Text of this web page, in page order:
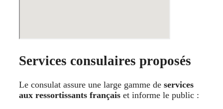
Services consulaires proposés
Le consulat assure une large gamme de services
aux ressortissants français et informe le public :